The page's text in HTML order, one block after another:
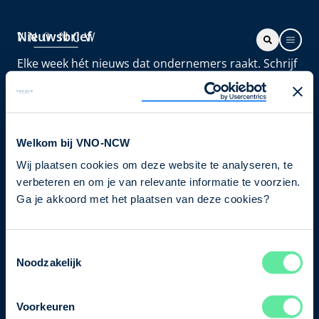
Welkom bij VNO-NCW
Wij plaatsen cookies om deze website te analyseren, te
verbeteren en om je van relevante informatie te voorzien.
Ga je akkoord met het plaatsen van deze cookies?
Noodzakelijk
Voorkeuren
Nieuwsbrief
Elke week hét nieuws dat ondernemers raakt. Schrijf
je nu in voor de VNO-NCW nieuwsbrief.
Schrijf je in
Direct naar
Ons verhaal
Bezuidenhoutseweg 12
T+31 70 349 03 49